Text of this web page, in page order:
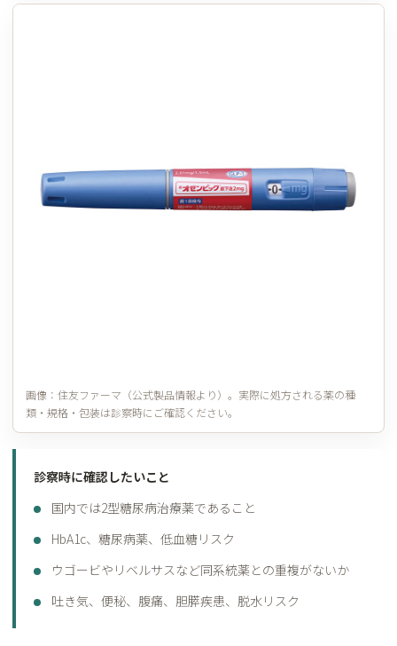
画像： 住友ファーマ （公式製品情報より）。実際に処方される薬の種
類・規格・包装は診察時にご確認ください。
診察時に確認したいこと
国内では2型糖尿病治療薬であること
HbA1c、糖尿病薬、低血糖リスク
ウゴービやリベルサスなど同系統薬との重複がないか
吐き気、便秘、腹痛、胆膵疾患、脱水リスク